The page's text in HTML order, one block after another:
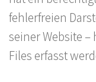
fehlerfreien
seiner Website
Files erfasst